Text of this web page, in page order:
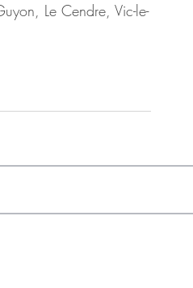
Le Cendre, Vic-le-